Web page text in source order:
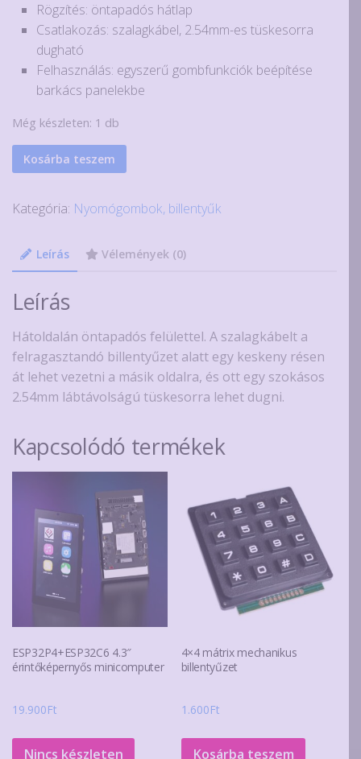
Rögzítés: öntapadós hátlap
Csatlakozás: szalagkábel, 2.54mm-es tüskesorra
dugható
Felhasználás: egyszerű gombfunkciók beépítése
barkács panelekbe
Még készleten: 1 db
gombos
billentyűzet
Kosárba teszem
Kategória: Nyomógombok, billentyűk
Leírás Vélemények (0)
Leírás
Hátoldalán öntapadós felülettel. A szalagkábelt a
felragasztandó billentyűzet alatt egy keskeny résen
át lehet vezetni a másik oldalra, és ott egy szokásos
2.54mm lábtávolságú tüskesorra lehet dugni.
Kapcsolódó termékek
ESP32P4+ESP32C6 4.3″
érintőképernyős minicomputer
19.900Ft
Nincs készleten
4×4 mátrix mechanikus
billentyűzet
1.600Ft
Kosárba teszem